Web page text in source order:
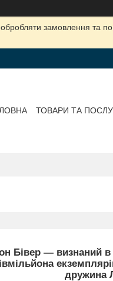
замовлення та
ТОВАРИ ТА
Бівер — визнаний в
дружина